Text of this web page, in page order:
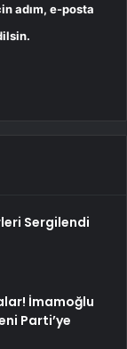
adım, e-posta
Sergilendi
İmamoğlu
Parti’ye